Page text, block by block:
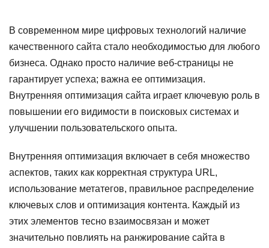
В современном мире цифровых технологий наличие
качественного сайта стало необходимостью для любого
бизнеса. Однако просто наличие веб-страницы не
гарантирует успеха; важна ее оптимизация.
Внутренняя оптимизация сайта играет ключевую роль в
повышении его видимости в поисковых системах и
улучшении пользовательского опыта.
Внутренняя оптимизация включает в себя множество
аспектов, таких как корректная структура URL,
использование метатегов, правильное распределение
ключевых слов и оптимизация контента. Каждый из
этих элементов тесно взаимосвязан и может
значительно повлиять на ранжирование сайта в